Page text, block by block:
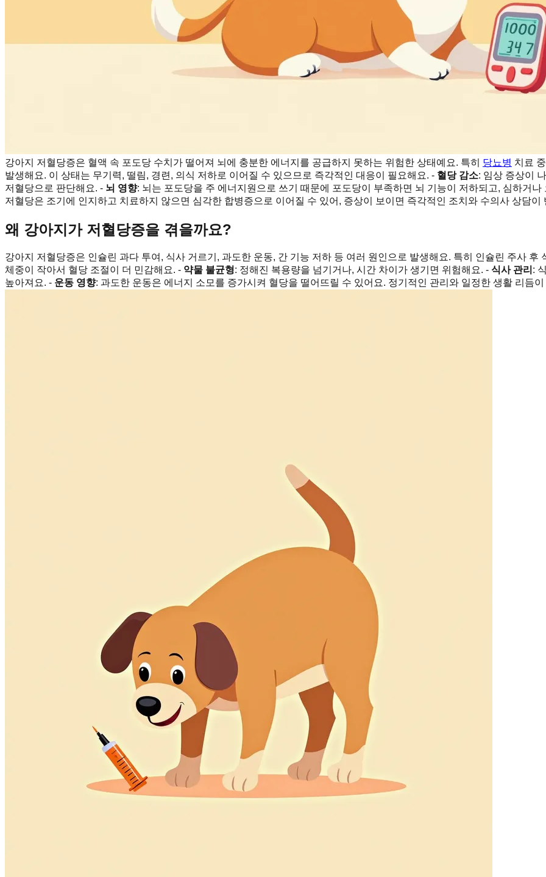
강아지 저혈당증은 혈액 속 포도당 수치가 떨어져 뇌에 충분한 에너지를 공급하지 못하는 위험한 상태예요. 특히 당뇨병 치료
발생해요. 이 상태는 무기력, 떨림, 경련, 의식 저하로 이어질 수 있으므로 즉각적인 대응이 필요해요. - 혈당 감소: 임상 증상이
저혈당으로 판단해요. - 뇌 영향: 뇌는 포도당을 주 에너지원으로 쓰기 때문에 포도당이 부족하면 뇌 기능이 저하되고, 심하거
저혈당은 조기에 인지하고 치료하지 않으면 심각한 합병증으로 이어질 수 있어, 증상이 보이면 즉각적인 조치와 수의사 상담이
왜 강아지가 저혈당증을 겪을까요?
강아지 저혈당증은 인슐린 과다 투여, 식사 거르기, 과도한 운동, 간 기능 저하 등 여러 원인으로 발생해요. 특히 인슐린 주사
체중이 작아서 혈당 조절이 더 민감해요. - 약물 불균형: 정해진 복용량을 넘기거나, 시간 차이가 생기면 위험해요. - 식사 관리 :
높아져요. - 운동 영향: 과도한 운동은 에너지 소모를 증가시켜 혈당을 떨어뜨릴 수 있어요. 정기적인 관리와 일정한 생활 리듬